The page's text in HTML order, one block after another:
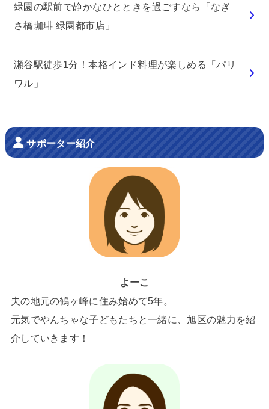
緑園の駅前で静かなひとときを過ごすなら「なぎ
さ橋珈琲 緑園都市店」
瀬谷駅徒歩1分！本格インド料理が楽しめる「パリ
ワル」
サポーター紹介
よーこ
夫の地元の鶴ヶ峰に住み始めて5年。
元気でやんちゃな子どもたちと一緒に、旭区の魅力を紹
介していきます！